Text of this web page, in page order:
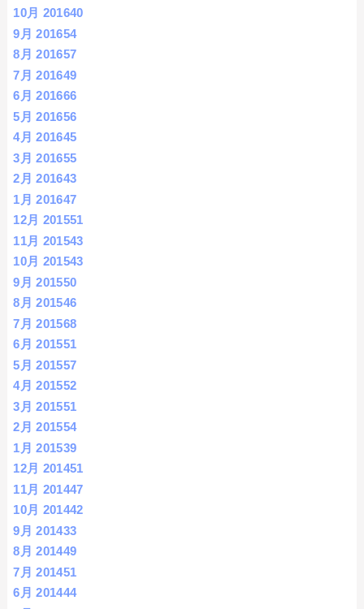
10月 201640
9月 201654
8月 201657
7月 201649
6月 201666
5月 201656
4月 201645
3月 201655
2月 201643
1月 201647
12月 201551
11月 201543
10月 201543
9月 201550
8月 201546
7月 201568
6月 201551
5月 201557
4月 201552
3月 201551
2月 201554
1月 201539
12月 201451
11月 201447
10月 201442
9月 201433
8月 201449
7月 201451
6月 201444